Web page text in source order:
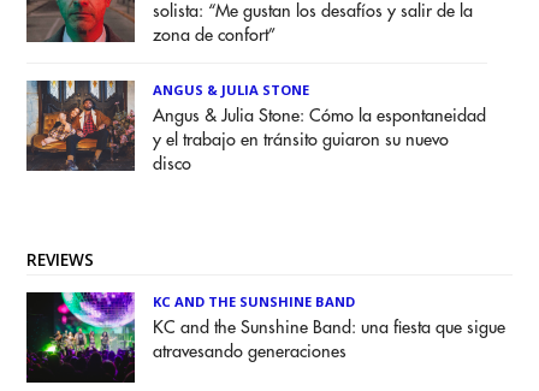
solista: “Me gustan los desafíos y salir de la
zona de confort”
ANGUS & JULIA STONE
Angus & Julia Stone: Cómo la espontaneidad
y el trabajo en tránsito guiaron su nuevo
disco
REVIEWS
KC AND THE SUNSHINE BAND
KC and the Sunshine Band: una fiesta que sigue
atravesando generaciones